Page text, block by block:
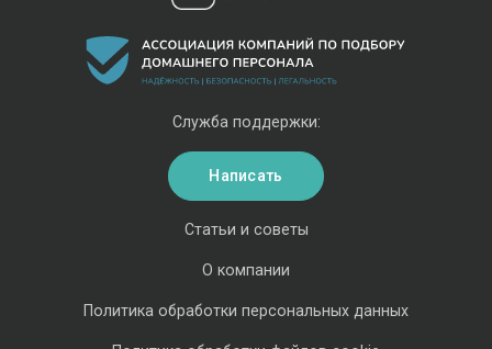
Статьи и советы
О компании
Политика обработки персональных данных
Служба поддержки:
Написать